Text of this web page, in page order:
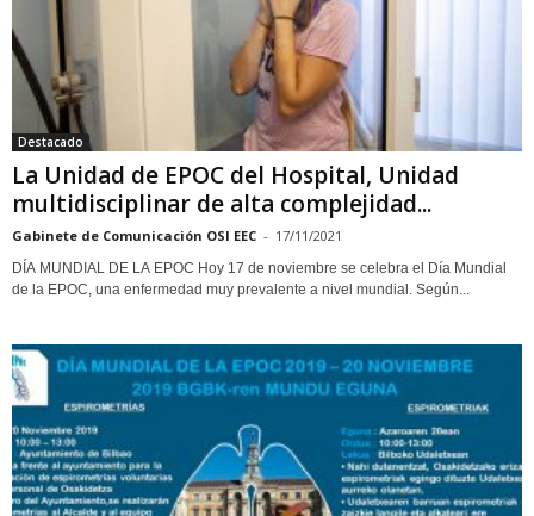
Destacado
La Unidad de EPOC del Hospital, Unidad
multidisciplinar de alta complejidad...
Gabinete de Comunicación OSI EEC - 17/11/2021
DÍA MUNDIAL DE LA EPOC Hoy 17 de noviembre se celebra el Día Mundial
de la EPOC, una enfermedad muy prevalente a nivel mundial. Según...